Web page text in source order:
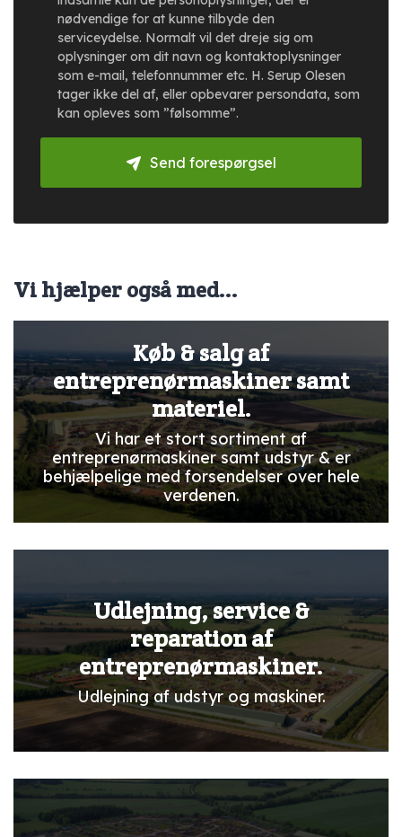
nødvendige for at kunne tilbyde den
serviceydelse. Normalt vil det dreje sig om
oplysninger om dit navn og kontaktoplysninger
som e-mail, telefonnummer etc. H. Serup Olesen
tager ikke del af, eller opbevarer persondata, som
kan opleves som ”følsomme”.
Send forespørgsel
Vi hjælper også med...
Køb & salg af
entreprenørmaskiner samt
materiel.
Vi har et stort sortiment af
entreprenørmaskiner samt udstyr & er
behjælpelige med forsendelser over hele
verdenen.
Udlejning, service &
reparation af
entreprenørmaskiner.
Udlejning af udstyr og maskiner.